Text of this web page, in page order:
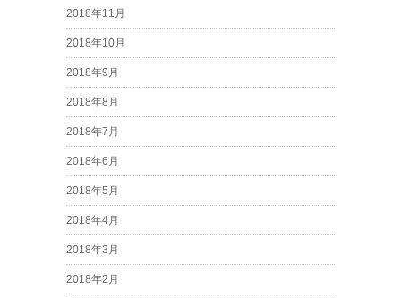
2018年11月
2018年10月
2018年9月
2018年8月
2018年7月
2018年6月
2018年5月
2018年4月
2018年3月
2018年2月